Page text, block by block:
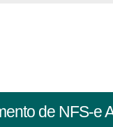
de NFS-e